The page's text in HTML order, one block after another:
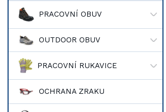
PRACOVNÍ OBUV
OUTDOOR OBUV
PRACOVNÍ RUKAVICE
OCHRANA ZRAKU